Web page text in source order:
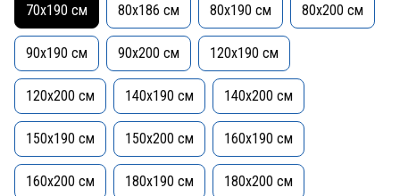
70x190 см 80x186 см 80x190 см 80x200 см
90x190 см 90x200 см 120x190 см
120x200 см 140x190 см 140x200 см
150x190 см 150x200 см 160x190 см
160x200 см 180x190 см 180x200 см